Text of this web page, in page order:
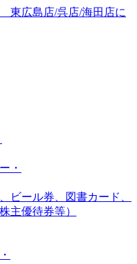
・
ビール券、図書カード、
主優待券等）